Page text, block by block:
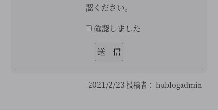
認ください。
確認しました
2021/2/23 投稿者： hublogadmin